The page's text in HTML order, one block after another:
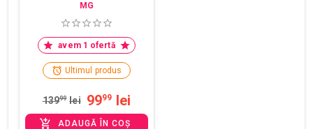
MG
avem 1 ofertă
Ultimul produs
13999 lei 9999 lei
ADAUGĂ ÎN COȘ